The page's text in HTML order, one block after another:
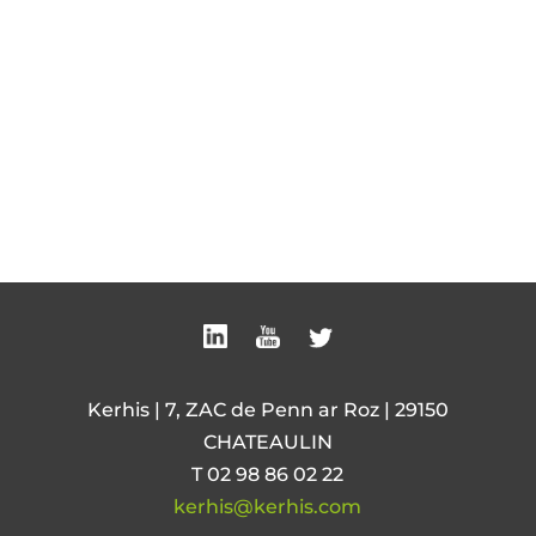
Kerhis | 7, ZAC de Penn ar Roz | 29150
CHATEAULIN
T 02 98 86 02 22
kerhis@kerhis.com